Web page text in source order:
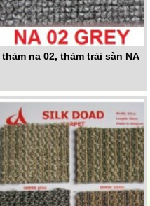
thảm na 02, thảm trải sàn NA